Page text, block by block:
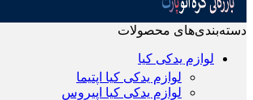
دسته‌بندی‌های محصولات
لوازم یدکی کیا
لوازم یدکی کیا اپتیما
لوازم یدکی کیا اپیروس